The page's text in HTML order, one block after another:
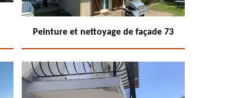
Peinture et nettoyage de façade 73